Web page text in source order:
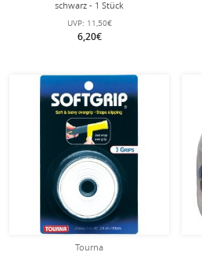
schwarz - 1 Stück
UVP: 11,50€
6,20€
Tourna